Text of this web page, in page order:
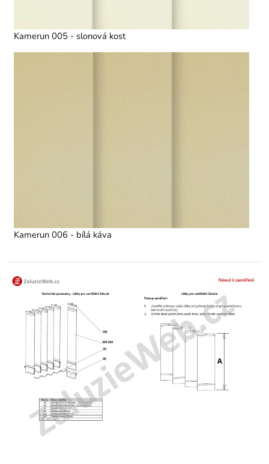
Kamerun 005 - slonová kost
Kamerun 006 - bílá káva